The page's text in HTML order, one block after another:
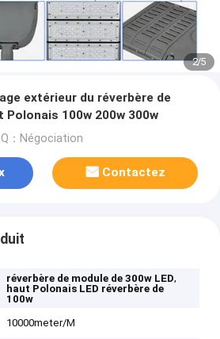
2/5
extérieur du réverbère de
Polonais 100w 200w 300w
：Négociation
Contactez
réverbère de module de 300w LED,
haut Polonais LED réverbère de
100w
10000meter/M